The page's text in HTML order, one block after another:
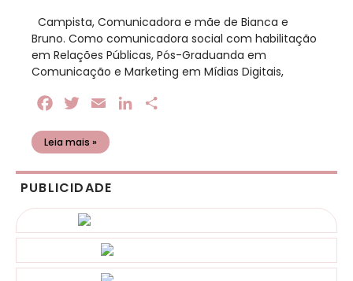
​ Campista, Comunicadora e mãe de Bianca e
Bruno. Como comunicadora social com habilitação
em Relações Públicas, Pós-Graduanda em
Comunicação e Marketing em Mídias Digitais,
FacebookTwitterEmail LinkedIn
Leia mais »
PUBLICIDADE